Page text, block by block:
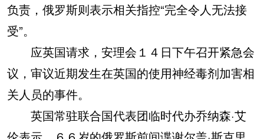
负责，俄罗斯则表示相关指控“完全令人无法接
受”。
应英国请求，安理会１４日下午召开紧急会
议，审议近期发生在英国的使用神经毒剂加害相
关人员的事件。
英国常驻联合国代表团临时代办乔纳森·艾